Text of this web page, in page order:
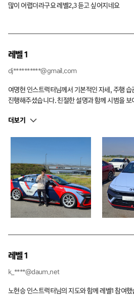
많이 어렵더라구요 레벨2,3 듣고 싶어지네요
레벨 1
dj**********@gmail.com
여명현 인스트럭터님께서 기본적인 자세, 주행
진행해주셨습니다. 친절한 설명과 함께 시범을
스 대열 주행은 중계로만 보던 걸 직접 해보니 레
더보기
레벨 1
k_****@daum.net
노현승 인스트럭터님의 지도와 함께 레벨1 참여